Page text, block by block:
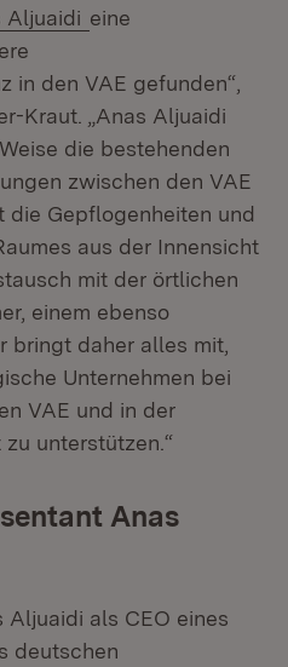
Aljuaidi (Öffnet in neuem
eine
in den VAE gefunden“,
Kraut. „Anas Aljuaidi
die bestehenden
zwischen den VAE
die Gepflogenheiten und
aus der Innensicht
mit der örtlichen
einem ebenso
bringt daher alles mit,
Unternehmen bei
VAE und in der
unterstützen.“
Anas
als CEO eines
deutschen